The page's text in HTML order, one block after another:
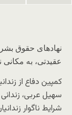
نهادهای حقوق
عقیدتی، به مکانی
کمپین دفاع از
سهیل عربی،